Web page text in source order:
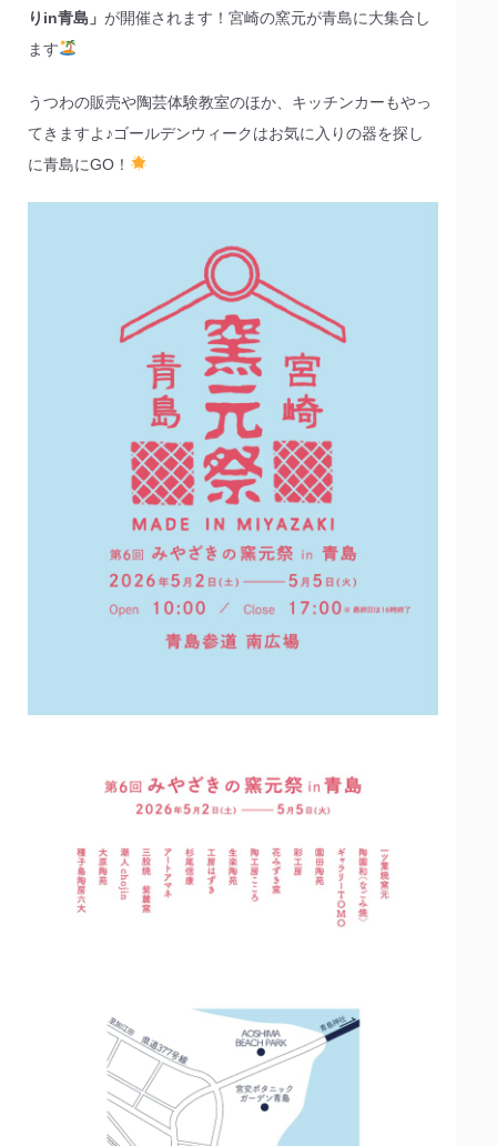
りin青島」 が開催されます！宮崎の窯元が青島に大集合し
ます
うつわの販売や陶芸体験教室のほか、キッチンカーもやっ
てきますよ♪ゴールデンウィークはお気に入りの器を探し
に青島にGO！